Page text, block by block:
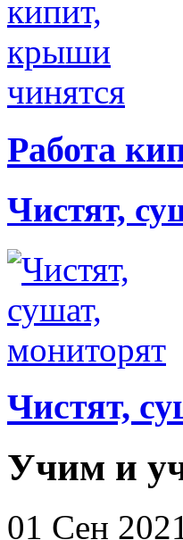
Работа
Чистят,
Чистят,
Учим и
01 Сен